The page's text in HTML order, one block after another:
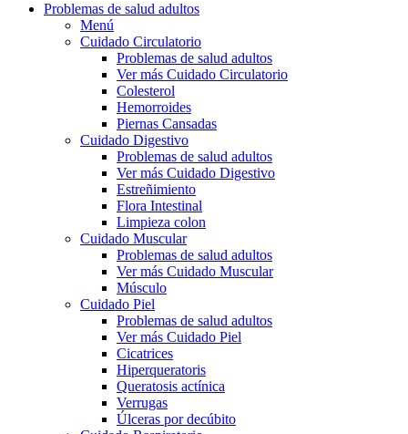
Problemas de salud adultos
Menú
Cuidado Circulatorio
Problemas de salud adultos
Ver más Cuidado Circulatorio
Colesterol
Hemorroides
Piernas Cansadas
Cuidado Digestivo
Problemas de salud adultos
Ver más Cuidado Digestivo
Estreñimiento
Flora Intestinal
Limpieza colon
Cuidado Muscular
Problemas de salud adultos
Ver más Cuidado Muscular
Músculo
Cuidado Piel
Problemas de salud adultos
Ver más Cuidado Piel
Cicatrices
Hiperqueratoris
Queratosis actínica
Verrugas
Úlceras por decúbito